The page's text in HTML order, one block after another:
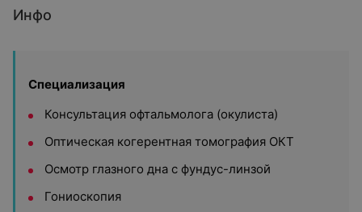
Инфо
Специализация
Консультация офтальмолога (окулиста)
Оптическая когерентная томография ОКТ
Осмотр глазного дна с фундус-линзой
Гониоскопия